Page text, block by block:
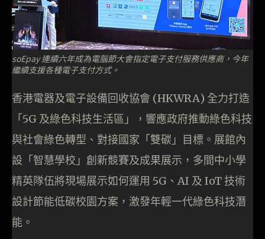
soEpay 連續六年成為電腦節大會指定電子支付服務供應商，今年
繼續支援各種電子支付方式。
香港電器及電子設備回收協會 (HKWRA) 全力打造
「5G 及綠色科技生活區」，響應政府推動綠色科技
與社會綠色轉型、對接國家「雙碳」目標。展館內
設「智慧學校」創新競賽及成果展示，多間中小學
精英隊伍將現場展示如何運用 5G、AI 及 IoT 技術
設計節能低碳校園方案，激發年輕一代綠色科技潛
能。